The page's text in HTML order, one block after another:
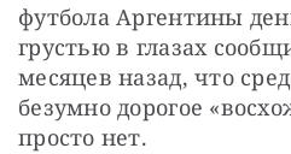
футбола Аргентины
грустью в глазах
месяцев назад, что
безумно дорогое
просто нет.